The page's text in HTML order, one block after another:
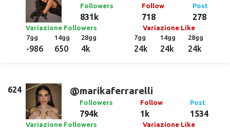
Followers
831k
Follow
718
Post
278
Variazione Followers
7gg
-986
14gg
650
28gg
4k
Variazione Like
7gg
24k
14gg
24k
28gg
24k
624 @marikaferrarelli
Followers
794k
Follow
1k
Post
1534
Variazione Followers
Variazione Like